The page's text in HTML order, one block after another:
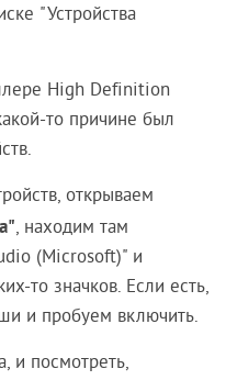
"Устройства
High Definition
то причине был
открываем
, находим там
(Microsoft)" и
то значков. Если есть,
и пробуем включить.
и посмотреть,